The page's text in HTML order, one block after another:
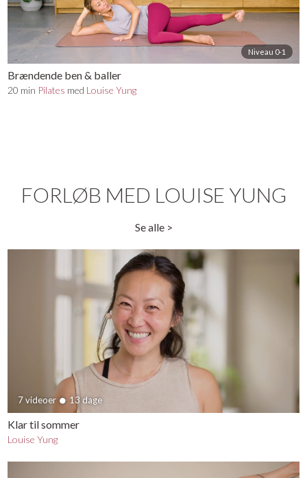
Niveau 0-1
Brændende ben & baller
20 min Pilates med Louise Yung
FORLØB MED LOUISE YUNG
Se alle >
7 videoer 13 dage
Klar til sommer
Louise Yung